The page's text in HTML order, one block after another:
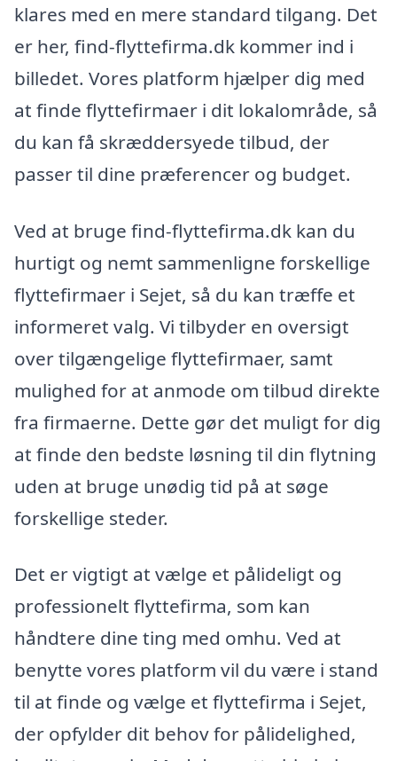
klares med en mere standard tilgang. Det
er her, find-flyttefirma.dk kommer ind i
billedet. Vores platform hjælper dig med
at finde flyttefirmaer i dit lokalområde, så
du kan få skræddersyede tilbud, der
passer til dine præferencer og budget.
Ved at bruge find-flyttefirma.dk kan du
hurtigt og nemt sammenligne forskellige
flyttefirmaer i Sejet, så du kan træffe et
informeret valg. Vi tilbyder en oversigt
over tilgængelige flyttefirmaer, samt
mulighed for at anmode om tilbud direkte
fra firmaerne. Dette gør det muligt for dig
at finde den bedste løsning til din flytning
uden at bruge unødig tid på at søge
forskellige steder.
Det er vigtigt at vælge et pålideligt og
professionelt flyttefirma, som kan
håndtere dine ting med omhu. Ved at
benytte vores platform vil du være i stand
til at finde og vælge et flyttefirma i Sejet,
der opfylder dit behov for pålidelighed,